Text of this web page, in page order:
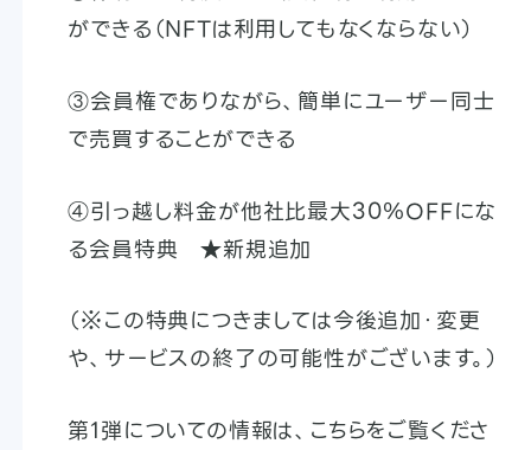
ができる（NFTは利用してもなくならない）
③会員権でありながら、簡単にユーザー同士
で売買することができる
④引っ越し料金が他社比最大30％OFFにな
る会員特典 ★新規追加
（※この特典につきましては今後追加・変更
や、サービスの終了の可能性がございます。）
第1弾についての情報は、こちらをご覧くださ